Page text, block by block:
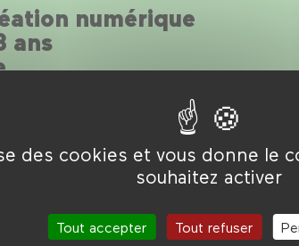
des cookies et vous donne le
souhaitez activer
Tout accepter Tout refuser
numérique
ans
le Forum des images a ouvert TUMO Paris, la
aux différentes technologies créatives de
jeunes viennent chaque semaine après le
compétences dans 8 domaines créatifs du
des animateur·rices spécialisé·es les
reconnu·es interviennent lors